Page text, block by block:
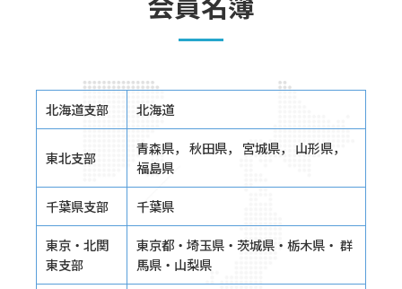
北海道支部 北海道
東北支部
青森県， 秋田県， 宮城県， 山形県，
福島県
千葉県支部 千葉県
東京・北関
東支部
東京都・埼玉県・茨城県・栃木県・ 群
馬県・山梨県